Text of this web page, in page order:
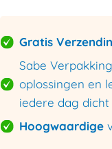
Gratis
Sabe
oplossingen en
iedere dag
Hoogwaardige